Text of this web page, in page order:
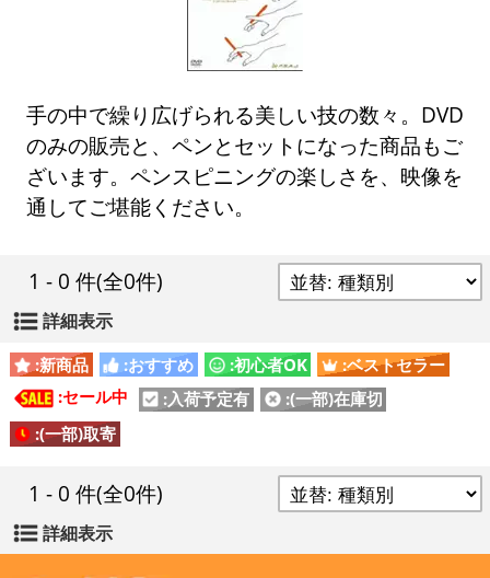
手の中で繰り広げられる美しい技の数々。DVD
のみの販売と、ペンとセットになった商品もご
ざいます。ペンスピニングの楽しさを、映像を
通してご堪能ください。
1 - 0 件(全0件)
詳細表示
:新商品 :おすすめ :初心者OK
:ベストセラー
:セール中
:入荷予定有
:(一部)在庫切
:(一部)取寄
1 - 0 件(全0件)
詳細表示